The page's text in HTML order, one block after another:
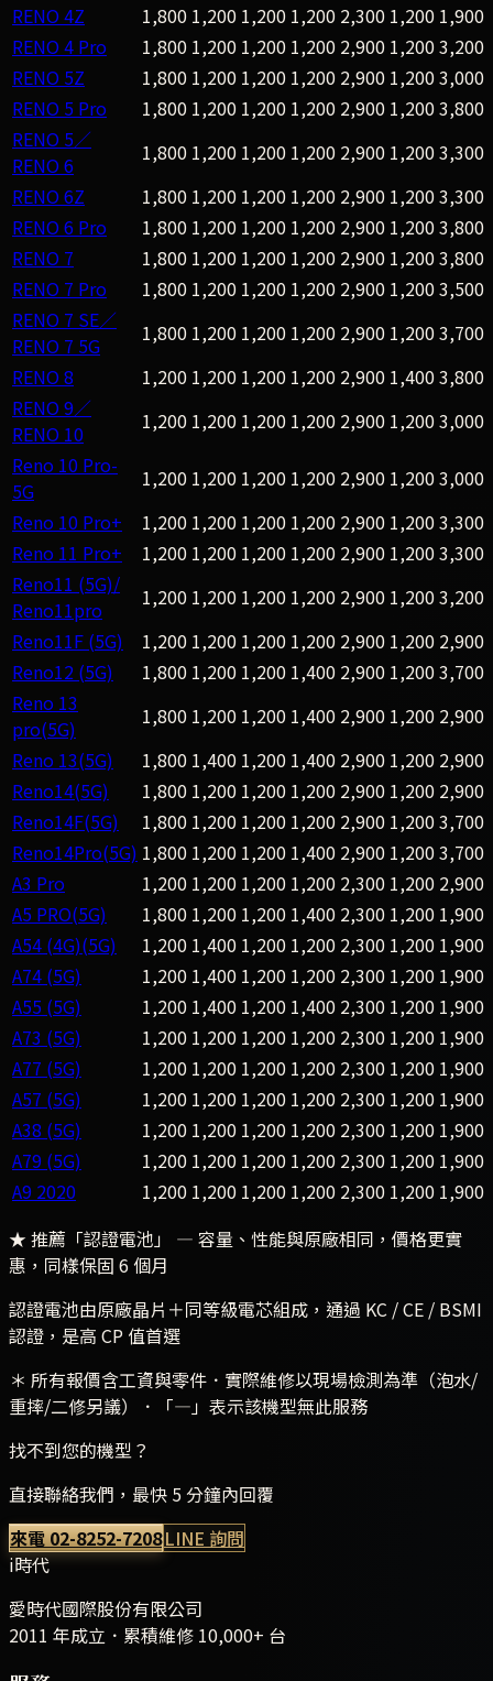
RENO 4Z
1,800 1,200 1,200 1,200 2,300 1,200 1,900
RENO 4 Pro
1,800 1,200 1,200 1,200 2,900 1,2003,200
RENO 5Z
1,800 1,200 1,200 1,200 2,900 1,2003,000
RENO 5 Pro
1,800 1,200 1,200 1,200 2,900 1,2003,800
RENO 5／
RENO 6
1,800 1,200 1,200 1,200 2,900 1,2003,300
RENO 6Z
1,800 1,200 1,200 1,200 2,900 1,2003,300
RENO 6 Pro
1,800 1,200 1,200 1,200 2,900 1,2003,800
RENO 7
1,800 1,200 1,200 1,200 2,900 1,2003,800
RENO 7 Pro
1,800 1,200 1,200 1,200 2,900 1,2003,500
RENO 7 SE／
RENO 7 5G
1,800 1,200 1,200 1,200 2,900 1,2003,700
RENO 8
1,200 1,200 1,200 1,200 2,900 1,4003,800
RENO 9／
RENO 10
1,200 1,200 1,200 1,200 2,900 1,2003,000
Reno 10 Pro-
5G
1,200 1,200 1,200 1,200 2,900 1,2003,000
Reno 10 Pro+
1,200 1,200 1,200 1,200 2,900 1,2003,300
Reno 11 Pro+
1,200 1,200 1,200 1,200 2,900 1,2003,300
Reno11 (5G)/
Reno11pro
1,200 1,200 1,200 1,200 2,900 1,2003,200
Reno11F (5G)
1,200 1,200 1,200 1,200 2,900 1,200 2,900
Reno12 (5G)
1,800 1,200 1,200 1,400 2,900 1,2003,700
Reno 13
pro(5G)
1,800 1,200 1,200 1,400 2,900 1,200 2,900
Reno 13(5G)
1,800 1,400 1,200 1,400 2,900 1,200 2,900
Reno14(5G)
1,800 1,200 1,200 1,200 2,900 1,200 2,900
Reno14F(5G)
1,800 1,200 1,200 1,200 2,900 1,2003,700
Reno14Pro(5G) 1,800 1,200 1,200 1,400 2,900 1,2003,700
A3 Pro
1,200 1,200 1,200 1,200 2,300 1,200 2,900
A5 PRO(5G)
1,800 1,200 1,200 1,400 2,300 1,200 1,900
A54 (4G)(5G)
1,200 1,400 1,200 1,200 2,300 1,200 1,900
A74 (5G)
1,200 1,400 1,200 1,200 2,300 1,200 1,900
A55 (5G)
1,200 1,400 1,200 1,400 2,300 1,200 1,900
A73 (5G)
1,200 1,200 1,200 1,200 2,300 1,200 1,900
A77 (5G)
1,200 1,200 1,200 1,200 2,300 1,200 1,900
A57 (5G)
1,200 1,200 1,200 1,200 2,300 1,200 1,900
A38 (5G)
1,200 1,200 1,200 1,200 2,300 1,200 1,900
A79 (5G)
1,200 1,200 1,200 1,200 2,300 1,200 1,900
A9 2020
1,200 1,200 1,200 1,200 2,300 1,200 1,900
★ 推薦「認證電池」
— 容量、性能與原廠相同，價格更實
惠，同樣保固 6 個月
認證電池由原廠晶片＋同等級電芯組成，通過 KC / CE / BSMI
認證，是高 CP 值首選
＊ 所有報價含工資與零件．實際維修以現場檢測為準（泡水/
重摔/二修另議）．「—」表示該機型無此服務
找不到您的機型？
直接聯絡我們，最快 5 分鐘內回覆
來電02-8252-7208LINE 詢問
i時代
愛時代國際股份有限公司
2011 年成立．累積維修 10,000+ 台